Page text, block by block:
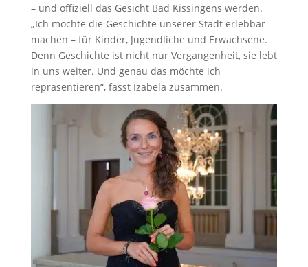
– und offiziell das Gesicht Bad Kissingens werden.
„Ich möchte die Geschichte unserer Stadt erlebbar
machen – für Kinder, Jugendliche und Erwachsene.
Denn Geschichte ist nicht nur Vergangenheit, sie lebt
in uns weiter. Und genau das möchte ich
repräsentieren“, fasst Izabela zusammen.